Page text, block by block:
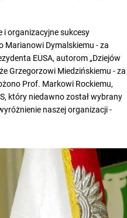
i organizacyjne sukcesy
Marianowi Dymalskiemu - za
EUSA, autorom „Dziejów
Grzegorzowi Miedzińskiemu - za
Prof. Markowi Rockiemu,
który niedawno został wybrany
naszej organizacji -